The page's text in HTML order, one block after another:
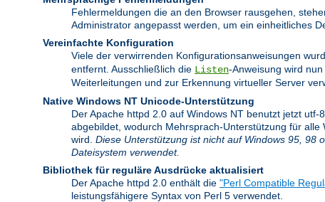
Fehlermeldungen die an den Browser rausgehen,
Administrator angepasst werden, um ein einheitliches
Vereinfachte Konfiguration
Viele der verwirrenden Konfigurationsanweisungen
entfernt. Ausschließlich die Listen-Anweisung wird
Weiterleitungen und zur Erkennung virtueller Server
Native Windows NT Unicode-Unterstützung
Der Apache httpd 2.0 auf Windows NT benutzt jetzt
abgebildet, wodurch Mehrsprach-Unterstützung für
wird. Diese Unterstützung ist nicht auf Windows 95, 98
Dateisystem verwendet.
Bibliothek für reguläre Ausdrücke aktualisiert
Der Apache httpd 2.0 enthält die "Perl Compatible
leistungsfähigere Syntax von Perl 5 verwendet.